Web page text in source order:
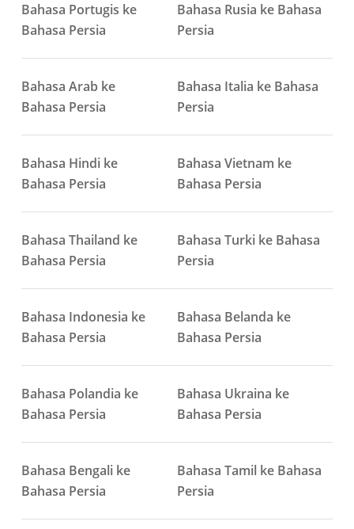
Bahasa Portugis ke
Bahasa Persia
Bahasa Rusia ke Bahasa
Persia
Bahasa Arab ke
Bahasa Persia
Bahasa Italia ke Bahasa
Persia
Bahasa Hindi ke
Bahasa Persia
Bahasa Vietnam ke
Bahasa Persia
Bahasa Thailand ke
Bahasa Persia
Bahasa Turki ke Bahasa
Persia
Bahasa Indonesia ke
Bahasa Persia
Bahasa Belanda ke
Bahasa Persia
Bahasa Polandia ke
Bahasa Persia
Bahasa Ukraina ke
Bahasa Persia
Bahasa Bengali ke
Bahasa Persia
Bahasa Tamil ke Bahasa
Persia